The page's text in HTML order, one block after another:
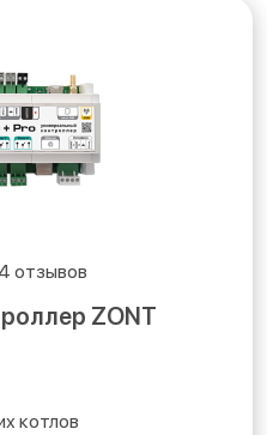
ZONT
котлов